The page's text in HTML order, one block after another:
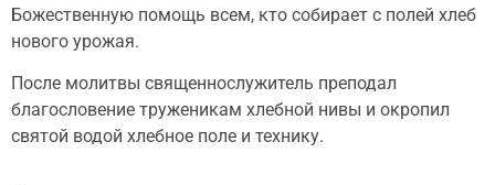
Божественную помощь всем, кто собирает с полей хлеб
нового урожая.
После молитвы священнослужитель преподал
благословение труженикам хлебной нивы и окропил
святой водой хлебное поле и технику.